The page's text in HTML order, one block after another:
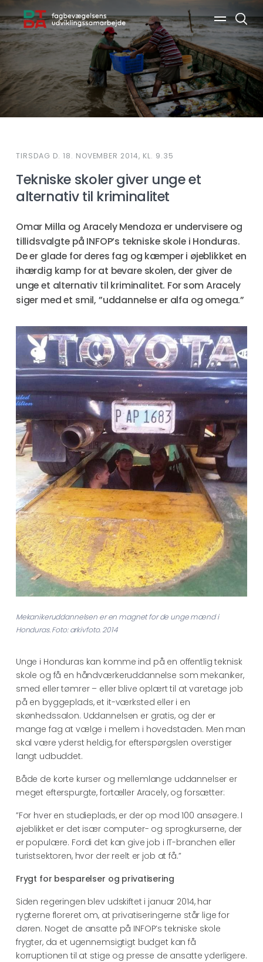
Søg
TIRSDAG D. 18. NOVEMBER 2014, KL. 9.35
Tekniske skoler giver unge et
alternativ til kriminalitet
Omar Milla og Aracely Mendoza er undervisere og
tillidsvalgte på INFOP’s tekniske skole i Honduras.
De er glade for deres fag og kæmper i øjeblikket en
ihærdig kamp for at bevare skolen, der giver de
unge et alternativ til kriminalitet. For som Aracely
siger med et smil, ”uddannelse er alfa og omega.”
Mekanikeruddannelsen er en magnet for de unge mænd i
Honduras. Foto: arkivfoto. 2014
Unge i Honduras kan komme ind på en offentlig teknisk
skole og få en håndværkeruddannelse som mekaniker,
smed eller tømrer – eller blive oplært til at varetage job
på en byggeplads, et it-værksted eller i en
skønhedssalon. Uddannelsen er gratis, og der er
mange fag at vælge i mellem i hovedstaden. Men man
skal være yderst heldig, for efterspørgslen overstiger
langt udbuddet.
Både de korte kurser og mellemlange uddannelser er
meget efterspurgte, fortæller Aracely, og forsætter:
”For hver en studieplads, er der op mod 100 ansøgere. I
øjeblikket er det især computer- og sprogkurserne, der
er populære. Fordi det kan give job i IT-branchen eller
turistsektoren, hvor der reelt er job at få.”
Frygt for besparelser og privatisering
Siden regeringen blev udskiftet i januar 2014, har
rygterne floreret om, at privatiseringerne står lige for
døren. Noget de ansatte på INFOP’s tekniske skole
frygter, da et ugennemsigtigt budget kan få
korruptionen til at stige og presse de ansatte yderligere.